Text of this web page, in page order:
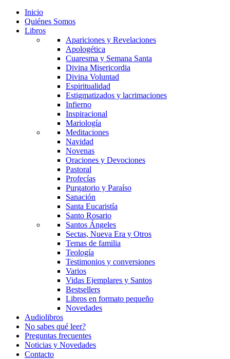
Inicio
Quiénes Somos
Libros
Apariciones y Revelaciones
Apologética
Cuaresma y Semana Santa
Divina Misericordia
Divina Voluntad
Espiritualidad
Estigmatizados y lacrimaciones
Infierno
Inspiracional
Mariología
Meditaciones
Navidad
Novenas
Oraciones y Devociones
Pastoral
Profecías
Purgatorio y Paraíso
Sanación
Santa Eucaristía
Santo Rosario
Santos Ángeles
Sectas, Nueva Era y Otros
Temas de familia
Teología
Testimonios y conversiones
Varios
Vidas Ejemplares y Santos
Bestsellers
Libros en formato pequeño
Novedades
Audiolibros
No sabes qué leer?
Preguntas frecuentes
Noticias y Novedades
Contacto